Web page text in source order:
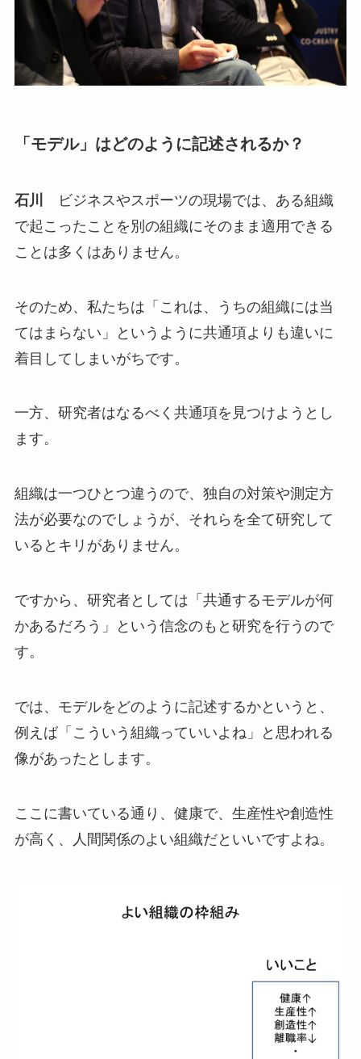
「モデル」はどのように記述されるか？
石川
ビジネスやスポーツの現場では、ある組織
で起こったことを別の組織にそのまま適用できる
ことは多くはありません。
そのため、私たちは「これは、うちの組織には当
てはまらない」というように共通項よりも違いに
着目してしまいがちです。
一方、研究者はなるべく共通項を見つけようとし
ます。
組織は一つひとつ違うので、独自の対策や測定方
法が必要なのでしょうが、それらを全て研究して
いるとキリがありません。
ですから、研究者としては「共通するモデルが何
かあるだろう」という信念のもと研究を行うので
す。
では、モデルをどのように記述するかというと、
例えば「こういう組織っていいよね」と思われる
像があったとします。
ここに書いている通り、健康で、生産性や創造性
が高く、人間関係のよい組織だといいですよね。